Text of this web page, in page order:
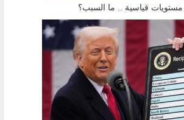
قياسية .. ما السبب؟